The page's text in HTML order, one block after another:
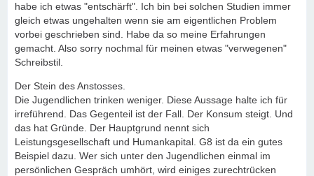
habe ich etwas "entschärft". Ich bin bei solchen Studien immer
gleich etwas ungehalten wenn sie am eigentlichen Problem
vorbei geschrieben sind. Habe da so meine Erfahrungen
gemacht. Also sorry nochmal für meinen etwas "verwegenen"
Schreibstil.
Der Stein des Anstosses.
Die Jugendlichen trinken weniger. Diese Aussage halte ich für
irreführend. Das Gegenteil ist der Fall. Der Konsum steigt. Und
das hat Gründe. Der Hauptgrund nennt sich
Leistungsgesellschaft und Humankapital. G8 ist da ein gutes
Beispiel dazu. Wer sich unter den Jugendlichen einmal im
persönlichen Gespräch umhört, wird einiges zurechtrücken